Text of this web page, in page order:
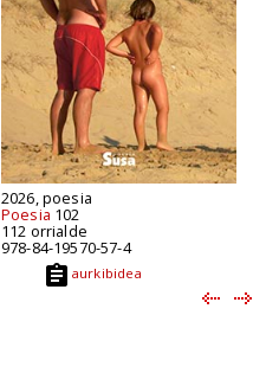
2026, poesia
Poesia 102
112 orrialde
978-84-19570-57-4
aurkibidea